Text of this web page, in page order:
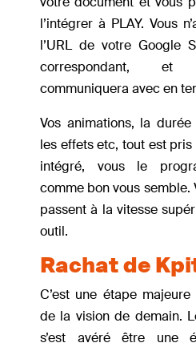
l’intégrer à PLAY. Vous
l’URL de votre Google
correspondant, et
communiquera avec en
Vos animations, la
les effets etc, tout est
intégré, vous le
comme bon vous semble.
passent à la vitesse
outil.
Rachat de
C’est une étape
de la vision de demain.
s’est avéré être une